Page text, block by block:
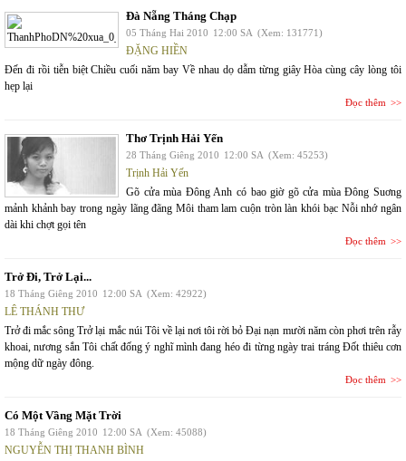
Đà Nẵng Tháng Chạp
05 Tháng Hai 2010 12:00 SA (Xem: 131771)
ĐẶNG HIỀN
Đến đi rồi tiễn biệt Chiều cuối năm bay Về nhau dọ dẫm từng giây Hòa cùng cây lòng tôi
hẹp lại
Đọc thêm
Thơ Trịnh Hải Yến
28 Tháng Giêng 2010 12:00 SA (Xem: 45253)
Trịnh Hải Yến
Gõ cửa mùa Đông Anh có bao giờ gõ cửa mùa Đông Suơng
mảnh khảnh bay trong ngày lãng đãng Môi tham lam cuộn tròn làn khói bạc Nỗi nhớ ngân
dài khi chợt gọi tên
Đọc thêm
Trở Đi, Trở Lại...
18 Tháng Giêng 2010 12:00 SA (Xem: 42922)
LÊ THÁNH THƯ
Trở đi mắc sông Trở lại mắc núi Tôi về lại nơi tôi rời bỏ Đại nạn mười năm còn phơi trên rẫy
khoai, nương sắn Tôi chất đống ý nghĩ mình đang héo đi từng ngày trai tráng Đốt thiêu cơn
mộng dữ ngày đông.
Đọc thêm
Có Một Vầng Mặt Trời
18 Tháng Giêng 2010 12:00 SA (Xem: 45088)
NGUYỄN THỊ THANH BÌNH